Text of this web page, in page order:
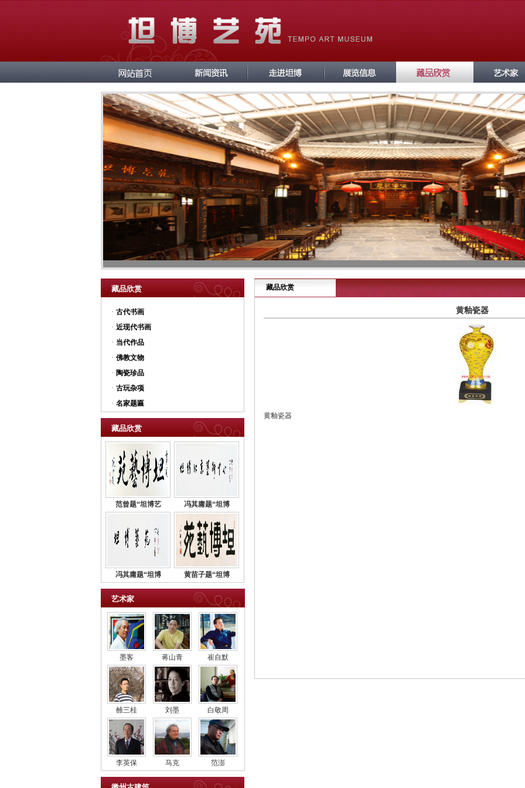
藏品欣赏
· 古代书画
· 近现代书画
· 当代作品
· 佛教文物
· 陶瓷珍品
· 古玩杂项
· 名家题匾
藏品欣赏
范曾题“坦博艺 冯其庸题“坦博
冯其庸题“坦博 黄苗子题“坦博
艺术家
墨客 蒋山青 崔自默
雒三桂 刘墨 白敬周
李英保 马克 范澎
藏品欣赏
黄釉瓷器
黄釉瓷器